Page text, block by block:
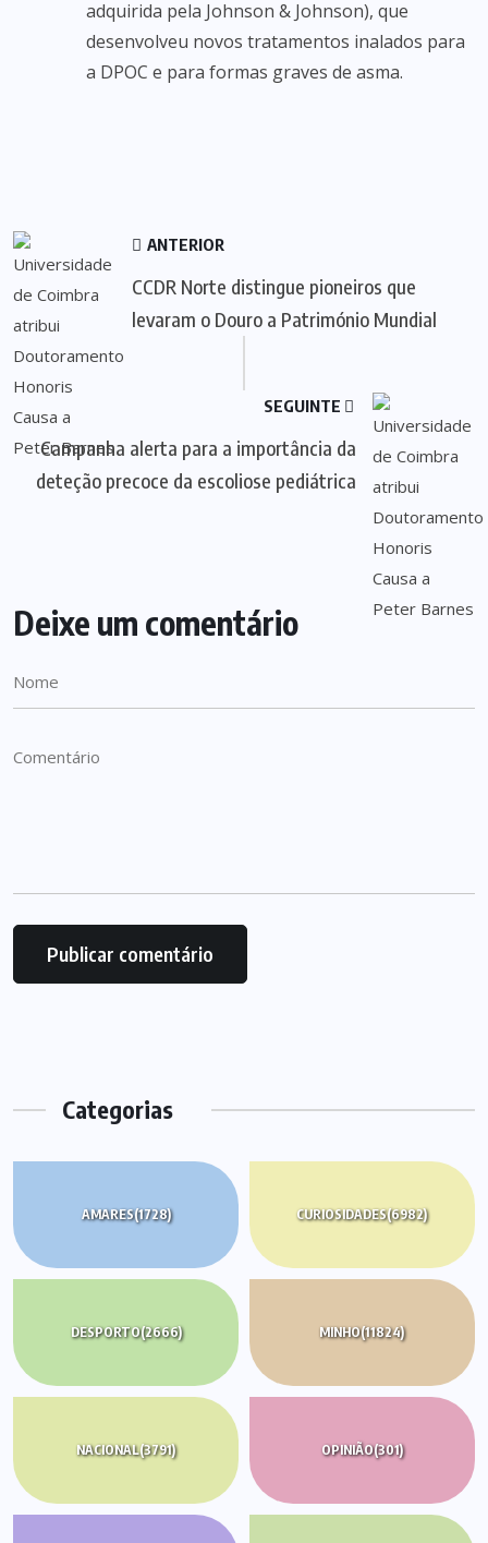
adquirida pela Johnson & Johnson), que
desenvolveu novos tratamentos inalados para
a DPOC e para formas graves de asma.
ANTERIOR
CCDR Norte distingue pioneiros que
levaram o Douro a Património Mundial
SEGUINTE
Campanha alerta para a importância da
deteção precoce da escoliose pediátrica
Deixe um comentário
Categorias
AMARES(1728) CURIOSIDADES(6982)
DESPORTO(2666) MINHO(11824)
NACIONAL(3791) OPINIÃO(301)